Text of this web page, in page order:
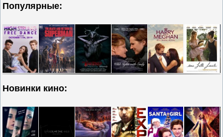
Популярные:
Новинки кино: